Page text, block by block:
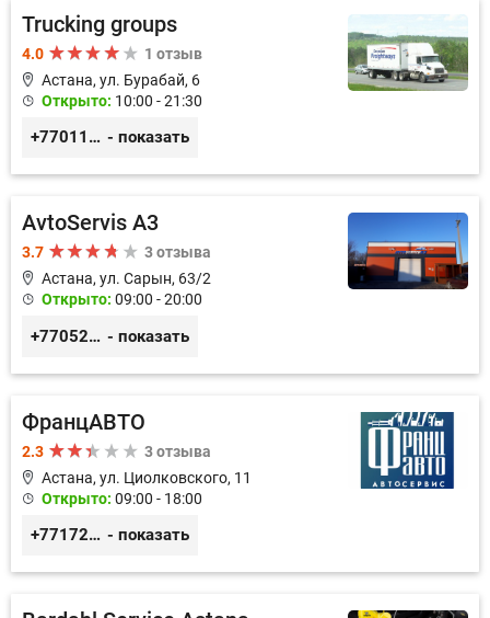
Trucking groups
4.0
1 отзыв
Астана, ул. Бурабай, 6
Открыто: 10:00 - 21:30
+77011245925 - показать
AvtoServis A3
3.7
3 отзыва
Астана, ул. Сарын, 63/2
Открыто: 09:00 - 20:00
+77052327760 - показать
ФранцАВТО
2.3
3 отзыва
Астана, ул. Циолковского, 11
Открыто: 09:00 - 18:00
+77172541601 - показать